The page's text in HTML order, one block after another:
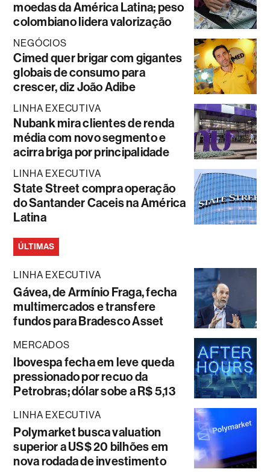
moedas da América Latina; peso
colombiano lidera valorização
NEGÓCIOS
Cimed quer brigar com gigantes
globais de consumo para
crescer, diz João Adibe
LINHA EXECUTIVA
Nubank mira clientes de renda
média com novo segmento e
acirra briga por principalidade
LINHA EXECUTIVA
State Street compra operação
do Santander Caceis na América
Latina
ÚLTIMAS
LINHA EXECUTIVA
Gávea, de Armínio Fraga, fecha
multimercados e transfere
fundos para Bradesco Asset
MERCADOS
Ibovespa fecha em leve queda
pressionado por recuo da
Petrobras; dólar sobe a R$ 5,13
LINHA EXECUTIVA
Polymarket busca valuation
superior a US$ 20 bilhões em
nova rodada de investimento